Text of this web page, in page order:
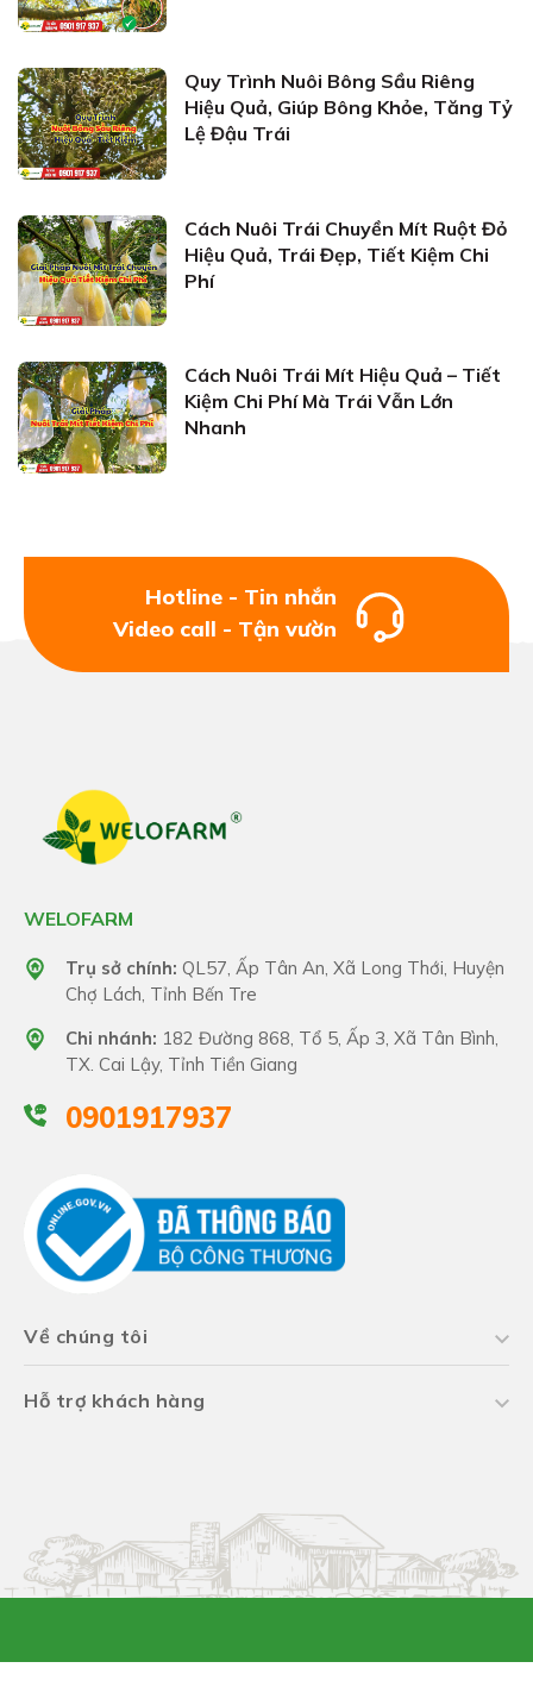
Quy Trình Nuôi Bông Sầu Riêng
Hiệu Quả, Giúp Bông Khỏe, Tăng Tỷ
Lệ Đậu Trái
Cách Nuôi Trái Chuyền Mít Ruột Đỏ
Hiệu Quả, Trái Đẹp, Tiết Kiệm Chi
Phí
Cách Nuôi Trái Mít Hiệu Quả – Tiết
Kiệm Chi Phí Mà Trái Vẫn Lớn
Nhanh
Hotline - Tin nhắn
Video call - Tận vườn
WELOFARM
Trụ sở chính: QL57, Ấp Tân An, Xã Long Thới, Huyện
Chợ Lách, Tỉnh Bến Tre
Chi nhánh: 182 Đường 868, Tổ 5, Ấp 3, Xã Tân Bình,
TX. Cai Lậy, Tỉnh Tiền Giang
0901917937
Về chúng tôi
Hỗ trợ khách hàng